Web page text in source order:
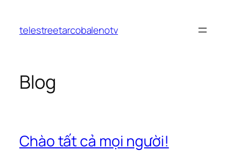
phầntelestreetarcobalenotv
Blog
Chào tất cả mọi người!